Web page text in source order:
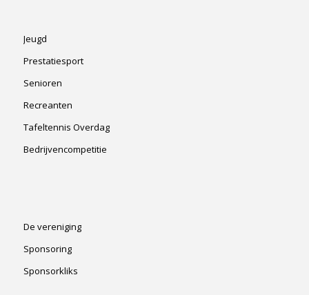
Jeugd
Prestatiesport
Senioren
Recreanten
Tafeltennis Overdag
Bedrijvencompetitie
De vereniging
Sponsoring
Sponsorkliks